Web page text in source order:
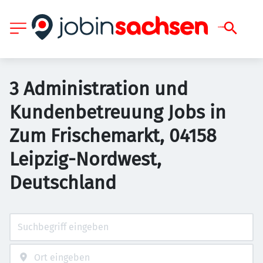
3 Administration und
Kundenbetreuung Jobs in
Zum Frischemarkt, 04158
Leipzig-Nordwest,
Deutschland